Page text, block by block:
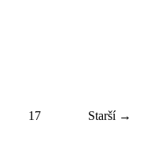
17 Starší →